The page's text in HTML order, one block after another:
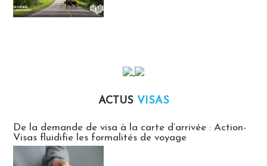
ACTUS VISAS
De la demande de visa à la carte d’arrivée : Action-
Visas fluidifie les formalités de voyage